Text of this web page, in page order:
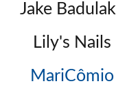
Jake
Lily's Nails
MariCômio